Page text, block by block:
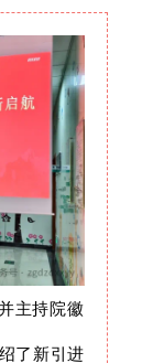
主持院徽
了新引进